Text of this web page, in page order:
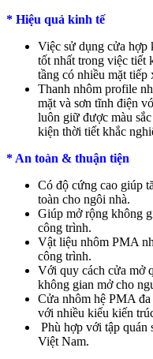
* Hiệu quả kinh tế
Việc sử dụng cửa hợp
tốt nhất trong việc tiết
tầng có nhiều mặt
Thanh nhôm profile
mặt và sơn tĩnh điện
luôn giữ được màu
kiện thời tiết khắc
* An toàn & thuận tiện
Có độ cứng cao giúp
toàn cho ngôi nhà.
Giúp mở rộng không
công trình.
Vật liệu nhôm PMA
công trình.
Với quy cách cửa mở
không gian mở cho
Cửa nhôm hệ PMA
với nhiều kiểu kiến
Phù hợp với tập quán
Việt Nam.